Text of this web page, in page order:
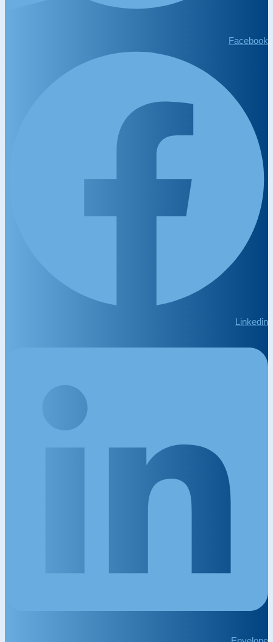
Facebook
Linkedin